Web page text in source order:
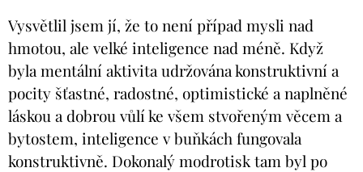
Vysvětlil jsem jí, že to není případ mysli nad
hmotou, ale velké inteligence nad méně. Když
byla mentální aktivita udržována konstruktivní a
pocity šťastné, radostné, optimistické a naplněné
láskou a dobrou vůlí ke všem stvořeným věcem a
bytostem, inteligence v buňkách fungovala
konstruktivně. Dokonalý modrotisk tam byl po